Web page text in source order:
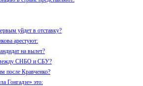
уйдет в отставку?
арестуют:
на вылет?
между СНБО и СБУ?
после Кравченко?
Гонгадзе» это: